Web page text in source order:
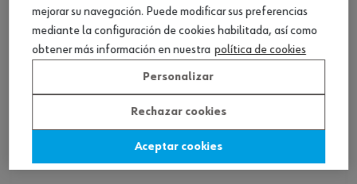
mejorar su navegación. Puede modificar sus preferencias
mediante la configuración de cookies habilitada, así como
obtener más información en nuestra política de cookies
Personalizar
Rechazar cookies
Aceptar cookies